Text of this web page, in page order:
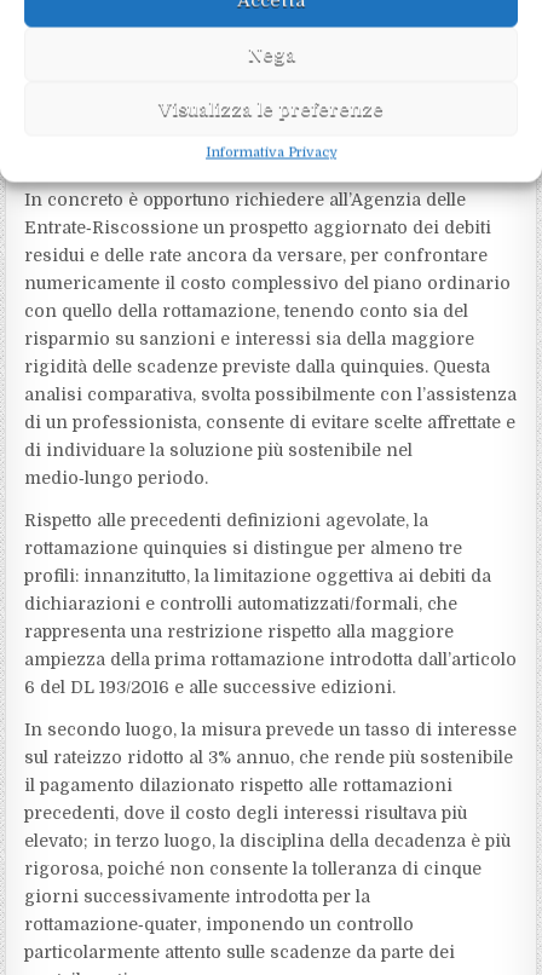
Nega
Visualizza le preferenze
Informativa Privacy
L’adesione alla rottamazione non comporta
amministrativi o ipoteche già iscritti, che restano efficaci
dell’agente della riscossione.
In concreto è opportuno richiedere all’Agenzia delle
Entrate‑Riscossione un prospetto aggiornato dei debiti
residui e delle rate ancora da versare, per confrontare
numericamente il costo complessivo del piano ordinario
con quello della rottamazione, tenendo conto sia del
risparmio su sanzioni e interessi sia della maggiore
rigidità delle scadenze previste dalla quinquies. Questa
analisi comparativa, svolta possibilmente con l’assistenza
di un professionista, consente di evitare scelte affrettate e
di individuare la soluzione più sostenibile nel
medio‑lungo periodo.​
Rispetto alle precedenti definizioni agevolate, la
rottamazione quinquies si distingue per almeno tre
profili: innanzitutto, la limitazione oggettiva ai debiti da
dichiarazioni e controlli automatizzati/formali, che
rappresenta una restrizione rispetto alla maggiore
ampiezza della prima rottamazione introdotta dall’articolo
6 del DL 193/2016 e alle successive edizioni.
In secondo luogo, la misura prevede un tasso di interesse
sul rateizzo ridotto al 3% annuo, che rende più sostenibile
il pagamento dilazionato rispetto alle rottamazioni
precedenti, dove il costo degli interessi risultava più
elevato; in terzo luogo, la disciplina della decadenza è più
rigorosa, poiché non consente la tolleranza di cinque
giorni successivamente introdotta per la
rottamazione‑quater, imponendo un controllo
particolarmente attento sulle scadenze da parte dei